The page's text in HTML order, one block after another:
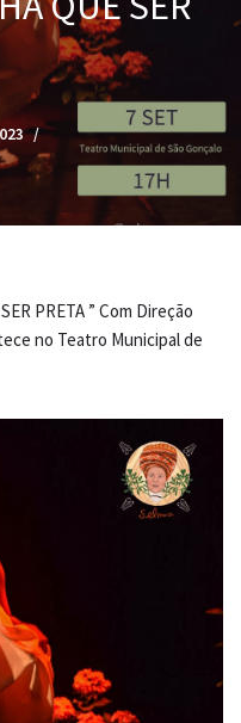
PRETA ” Com Direção
no Teatro Municipal de